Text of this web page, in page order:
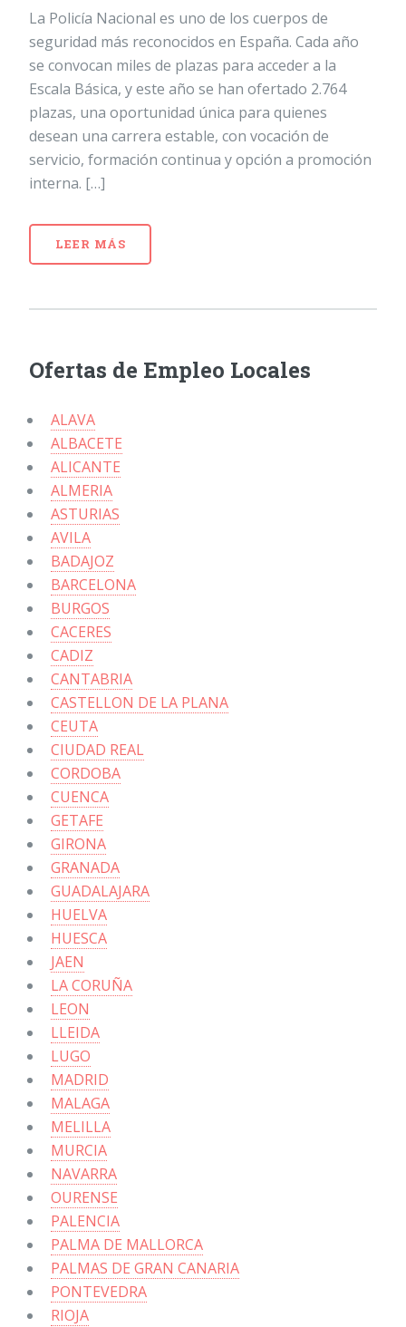
La Policía Nacional es uno de los cuerpos de
seguridad más reconocidos en España. Cada año
se convocan miles de plazas para acceder a la
Escala Básica, y este año se han ofertado 2.764
plazas, una oportunidad única para quienes
desean una carrera estable, con vocación de
servicio, formación continua y opción a promoción
interna. […]
LEER MÁS
Ofertas de Empleo Locales
ALAVA
ALBACETE
ALICANTE
ALMERIA
ASTURIAS
AVILA
BADAJOZ
BARCELONA
BURGOS
CACERES
CADIZ
CANTABRIA
CASTELLON DE LA PLANA
CEUTA
CIUDAD REAL
CORDOBA
CUENCA
GETAFE
GIRONA
GRANADA
GUADALAJARA
HUELVA
HUESCA
JAEN
LA CORUÑA
LEON
LLEIDA
LUGO
MADRID
MALAGA
MELILLA
MURCIA
NAVARRA
OURENSE
PALENCIA
PALMA DE MALLORCA
PALMAS DE GRAN CANARIA
PONTEVEDRA
RIOJA